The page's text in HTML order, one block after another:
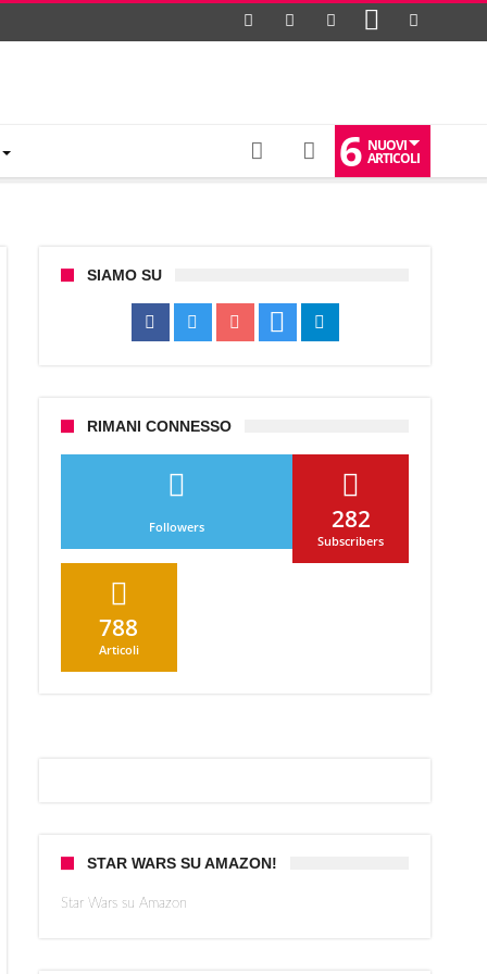
6 NUOVI
ARTICOLI
SIAMO SU
RIMANI CONNESSO
Followers 282
Subscribers
788
Articoli
STAR WARS SU AMAZON!
Star Wars su Amazon